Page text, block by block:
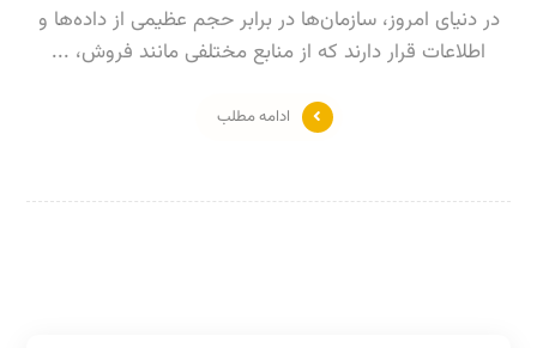
در دنیای امروز، سازمان‌ها در برابر حجم عظیمی از داده‌ها و
اطلاعات قرار دارند که از منابع مختلفی مانند فروش، ...
ادامه مطلب